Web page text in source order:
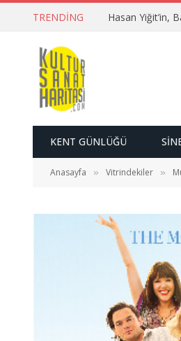
TRENDING Hasan Yiğit’in,
KENT GÜNLÜĞÜ
Anasayfa » Vitrindekiler »